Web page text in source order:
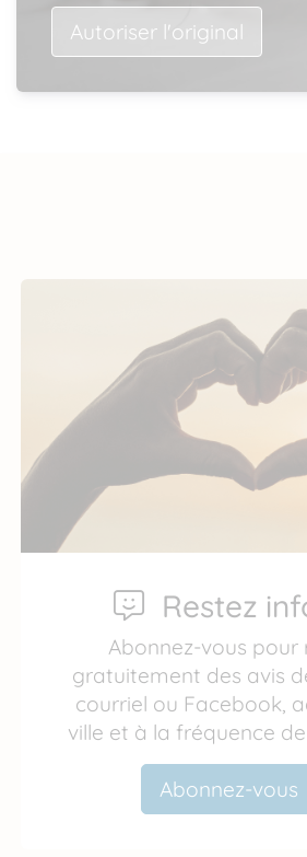
Autoriser l'original
Restez
Abonnez-vous pour
gratuitement des avis
courriel ou Facebook,
ville et à la fréquence
Abonnez-vous